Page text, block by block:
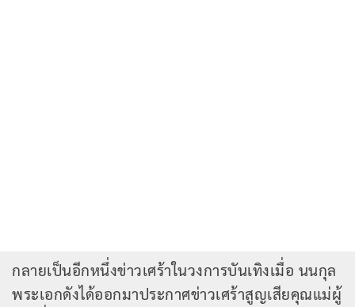
กลายเป็นอีกหนึ่งข่าวเศร้าในวงการบันเทิงเมื่อ นนกุล
พระเอกดังได้ออกมาประกาศข่าวเศร้าสูญเสียคุณแม่ผู้